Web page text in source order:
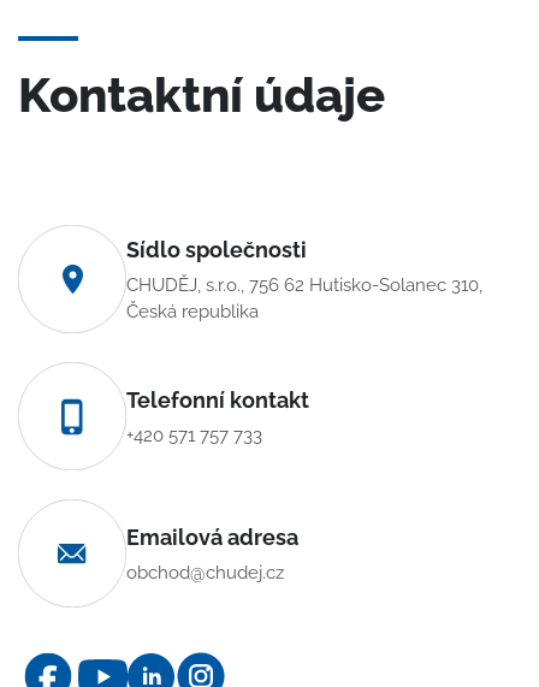
Kontaktní údaje
Sídlo společnosti
CHUDĚJ, s.r.o., 756 62 Hutisko-Solanec 310,
Česká republika
Telefonní kontakt
+420 571 757 733
Emailová adresa
obchod@chudej.cz